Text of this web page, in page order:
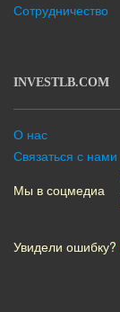
Сотрудничество
INVESTLB.COM
О нас
Связаться с нами
Мы в соцмедиа
Увидели ошибку?